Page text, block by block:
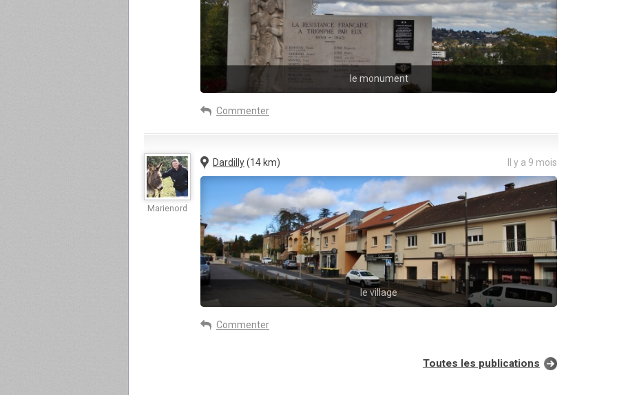
le monument
Commenter
Marienord
Il y a 9 mois
Dardilly(14 km)
le village
Commenter
Toutes les publications